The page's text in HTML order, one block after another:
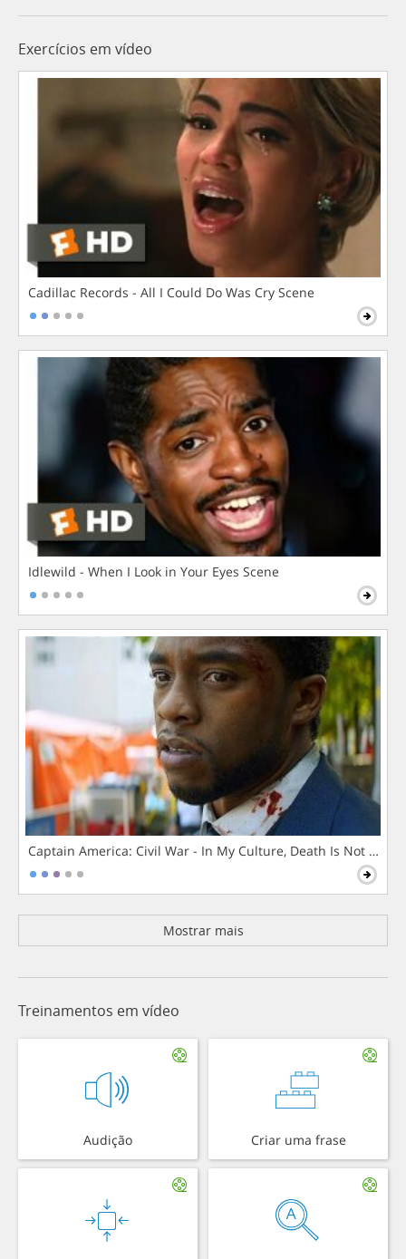
Exercícios em vídeo
Cadillac Records - All I Could Do Was Cry Scene
Idlewild - When I Look in Your Eyes Scene
Captain America: Civil War - In My Culture, Death Is Not The
Mostrar mais
Treinamentos em vídeo
Audição Criar uma frase